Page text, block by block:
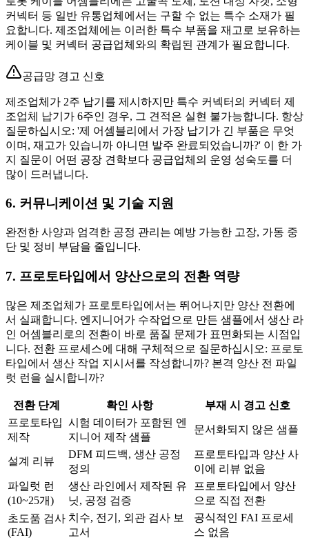
커넥터 등 일반 유통업체에서는 구할 수 없는 특수 소재가 필
요합니다. 제조업체에는 이러한 특수 부품을 재고로 보유하는
케이블 및 커넥터 공급업체와의 확립된 관계가 필요합니다.
공급망 경고 신호
제조업체가 2주 납기를 제시하지만 특수 커넥터의 커넥터 제
조업체 납기가 6주인 경우, 그 견적은 실현 불가능합니다. 항상
질문하십시오: '제 어셈블리에서 가장 납기가 긴 부품은 무엇
이며, 재고가 있습니까 아니면 발주 완료되었습니까?' 이 한 가
지 질문이 어떤 공장 견학보다 공급업체의 운영 성숙도를 더
많이 드러냅니다.
6. 커뮤니케이션 및 기술 지원
완전한 사양과 엄격한 공정 관리는 예방 가능한 고장, 가동 중
단 및 정비 부담을 줄입니다.
7. 프로토타입에서 양산으로의 전환 역량
많은 제조업체가 프로토타입에서는 뛰어나지만 양산 전환에
서 실패합니다. 엔지니어가 수작업으로 만든 샘플에서 생산 라
인 어셈블리로의 전환이 바로 품질 문제가 표면화되는 시점입
니다. 전환 프로세스에 대해 구체적으로 질문하십시오: 프로토
타입에서 생산 작업 지시서를 작성합니까? 본격 양산 전 파일
럿 런을 실시합니까?
전환 단계 확인 사항
부재 시 경고 신호
프로토타입
제작
시험 데이터가 포함된 엔
지니어 제작 샘플
문서화되지 않은 샘플
설계 리뷰
DFM 피드백, 생산 공정
정의
프로토타입과 양산 사
이에 리뷰 없음
파일럿 런
(10~25개)
생산 라인에서 제작된 유
닛, 공정 검증
프로토타입에서 양산
으로 직접 전환
초도품 검사
(FAI)
치수, 전기, 외관 검사 보
고서
공식적인 FAI 프로세
스 없음